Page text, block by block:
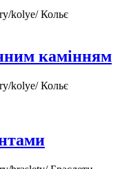
kolye/Кольє
камінням
kolye/Кольє